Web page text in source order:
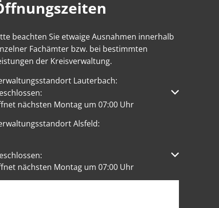
beachten Sie etwaige Ausnahmen innerhalb
Fachämter bzw. bei bestimmten
der Kreisverwaltung.
Lauterbach:
um weitere Öffnungs- oder Schließzeiten
nächsten Montag um 07:00 Uhr
Alsfeld:
um weitere Öffnungs- oder Schließzeiten
nächsten Montag um 07:00 Uhr